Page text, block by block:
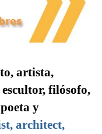
artista,
filósofo,
y
architect,